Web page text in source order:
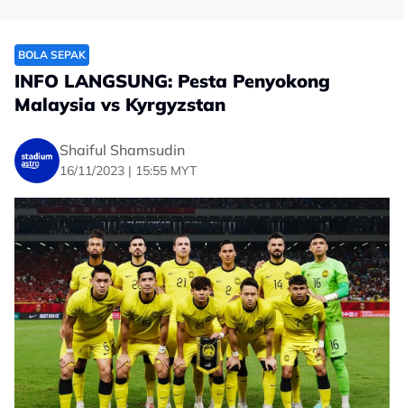
BOLA SEPAK
INFO LANGSUNG: Pesta Penyokong
Malaysia vs Kyrgyzstan
Shaiful Shamsudin
16/11/2023 | 15:55 MYT